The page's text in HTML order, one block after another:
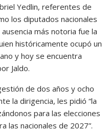
Yedlin, referentes de
los diputados nacionales
más notoria fue la
históricamente ocupó un
y hoy se encuentra
Jaldo.
de dos años y ocho
la dirigencia, les pidió “la
para las elecciones
las nacionales de 2027”.